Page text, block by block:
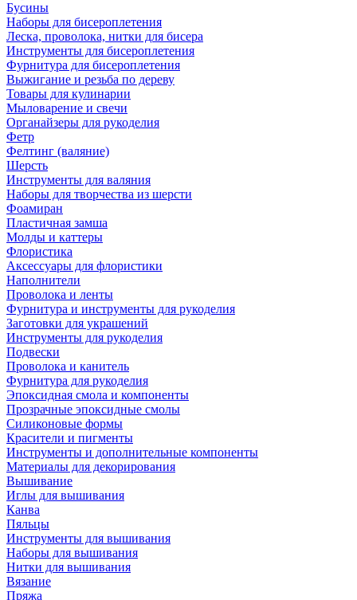
Бусины
Наборы для бисероплетения
Леска, проволока, нитки для бисера
Инструменты для бисероплетения
Фурнитура для бисероплетения
Выжигание и резьба по дереву
Товары для кулинарии
Мыловарение и свечи
Органайзеры для рукоделия
Фетр
Фелтинг (валяние)
Шерсть
Инструменты для валяния
Наборы для творчества из шерсти
Фоамиран
Пластичная замша
Молды и каттеры
Флористика
Аксессуары для флористики
Наполнители
Проволока и ленты
Фурнитура и инструменты для рукоделия
Заготовки для украшений
Инструменты для рукоделия
Подвески
Проволока и канитель
Фурнитура для рукоделия
Эпоксидная смола и компоненты
Прозрачные эпоксидные смолы
Силиконовые формы
Красители и пигменты
Инструменты и дополнительные компоненты
Материалы для декорирования
Вышивание
Иглы для вышивания
Канва
Пяльцы
Инструменты для вышивания
Наборы для вышивания
Нитки для вышивания
Вязание
Пряжа